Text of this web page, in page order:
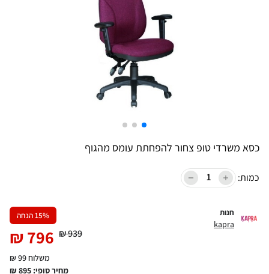
כסא משרדי טופ צחור להפחתת עומס מהגוף
כמות:
חנות
kapra
15% הנחה
939
₪
796
₪
משלוח 99 ₪
מחיר סופי: 895
₪